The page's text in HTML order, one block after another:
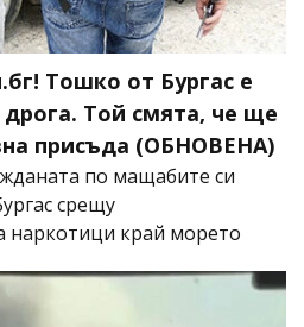
Тошко от Бургас е
дрога. Той смята, че ще
присъда (ОБНОВЕНА)
по мащабите си
срещу
наркотици край морето